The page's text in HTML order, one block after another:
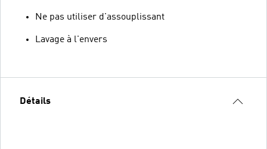
Ne pas utiliser d'assouplissant
Lavage à l'envers
Détails